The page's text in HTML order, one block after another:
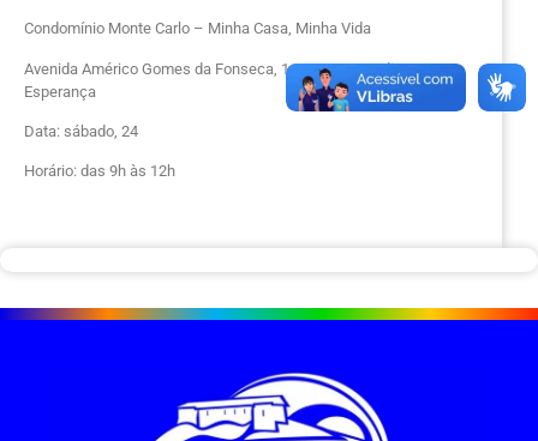
Condomínio Monte Carlo – Minha Casa, Minha Vida
Avenida Américo Gomes da Fonseca, 1126-1248, Jardim
Esperança
Data: sábado, 24
Horário: das 9h às 12h